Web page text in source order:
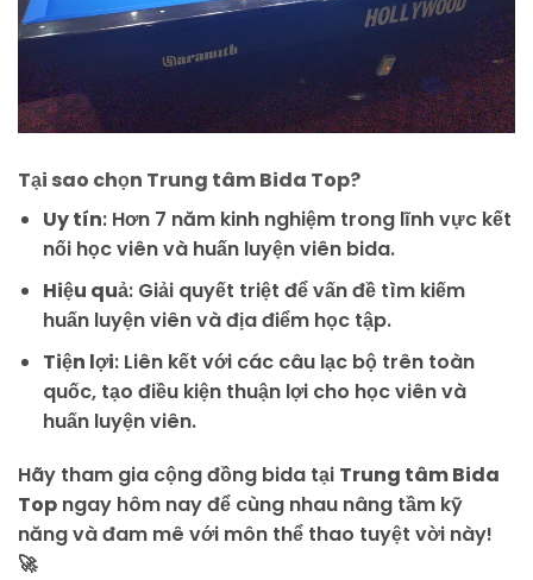
Tại sao chọn Trung tâm Bida Top?
Uy tín: Hơn 7 năm kinh nghiệm trong lĩnh vực kết
nối học viên và huấn luyện viên bida.
Hiệu quả: Giải quyết triệt để vấn đề tìm kiếm
huấn luyện viên và địa điểm học tập.
Tiện lợi: Liên kết với các câu lạc bộ trên toàn
quốc, tạo điều kiện thuận lợi cho học viên và
huấn luyện viên.
Hãy tham gia cộng đồng bida tại Trung tâm Bida
Top ngay hôm nay để cùng nhau nâng tầm kỹ
năng và đam mê với môn thể thao tuyệt vời này!
🚀